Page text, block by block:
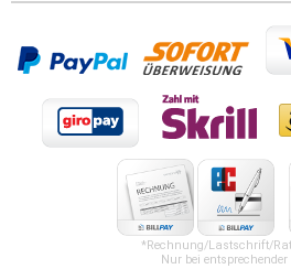
*Rechnung/Lastschrift/
Nur bei entsprechender